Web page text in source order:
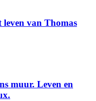
leven van Thomas
muur. Leven en